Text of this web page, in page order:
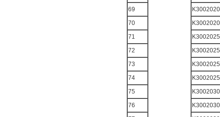
69
70
71
72
73
74
75
76